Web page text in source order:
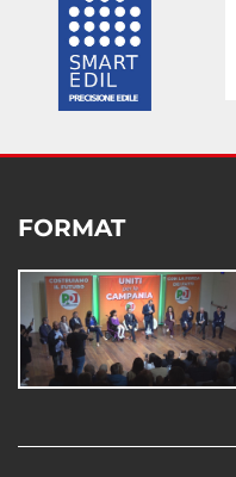
FORMAT